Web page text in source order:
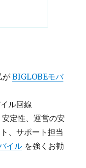
がBIGLOBEモバ
ル回線
安定性、運営の安
、サポート担当
イル を強くお勧